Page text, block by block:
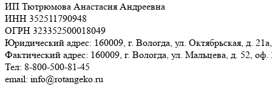
ИП Тютрюмова Анастасия Андреевна
ИНН 352511790948
ОГРН 323352500018049
Юридический адрес: 160009, г. Вологда, ул. Октябрьская, д.
Фактический адрес: 160009, г. Вологда, ул. Мальцева, д. 52, оф.
Тел: 8-800-500-81-45
email: info@rotangeko.ru